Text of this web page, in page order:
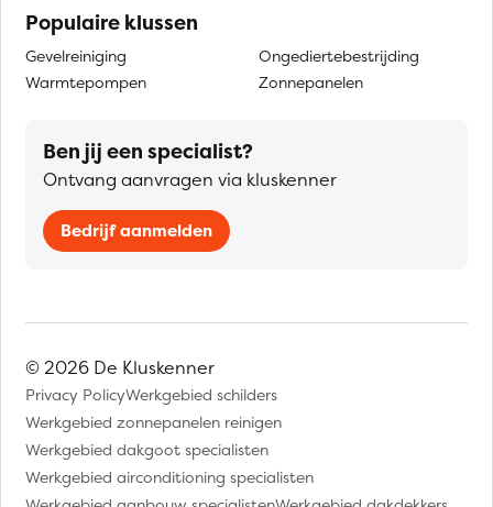
Populaire klussen
Gevelreiniging
Warmtepompen
Ongediertebestrijding
Zonnepanelen
Ben jij een specialist?
Ontvang aanvragen via kluskenner
Bedrijf aanmelden
© 2026 De Kluskenner
Privacy PolicyWerkgebied schilders
Werkgebied zonnepanelen reinigen
Werkgebied dakgoot specialisten
Werkgebied airconditioning specialisten